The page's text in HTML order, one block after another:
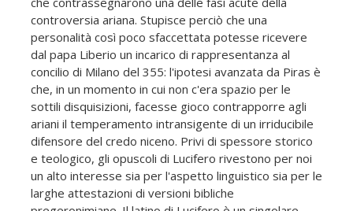
controversia ariana. Stupisce perciò che una
personalità così poco sfaccettata potesse ricevere
dal papa Liberio un incarico di rappresentanza al
concilio di Milano del 355: l'ipotesi avanzata da Piras è
che, in un momento in cui non c'era spazio per le
sottili disquisizioni, facesse gioco contrapporre agli
ariani il temperamento intransigente di un irriducibile
difensore del credo niceno. Privi di spessore storico
e teologico, gli opuscoli di Lucifero rivestono per noi
un alto interesse sia per l'aspetto linguistico sia per le
larghe attestazioni di versioni bibliche